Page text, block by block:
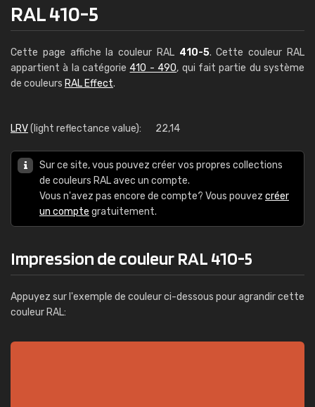
RAL 410-5
Cette page affiche la couleur RAL 410-5. Cette couleur RAL
appartient à la catégorie 410 - 490, qui fait partie du système
de couleurs RAL Effect.
LRV(light reflectance value): 22,14
Sur ce site, vous pouvez créer vos propres collections
de couleurs RAL avec un compte.
Vous n'avez pas encore de compte? Vous pouvez créer
un compte gratuitement.
Impression de couleur RAL 410-5
Appuyez sur l'exemple de couleur ci-dessous pour agrandir cette
couleur RAL: